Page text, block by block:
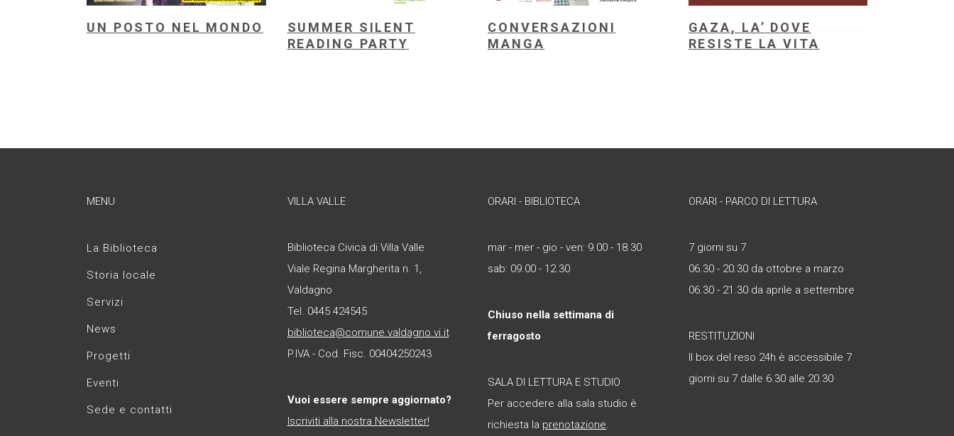
UN POSTO NEL MONDO
SUMMER SILENT
READING PARTY
CONVERSAZIONI
MANGA
GAZA, LA’ DOVE
RESISTE LA VITA
MENU
La Biblioteca
Storia locale
Servizi
News
Progetti
Eventi
Sede e contatti
VILLA VALLE
Biblioteca Civica di Villa Valle
Viale Regina Margherita n. 1,
Valdagno
Tel. 0445 424545
biblioteca@comune.valdagno.vi.it
P.IVA - Cod. Fisc. 00404250243
Vuoi essere sempre aggiornato?
Iscriviti alla nostra Newsletter!
ORARI - BIBLIOTECA
mar - mer - gio - ven: 9.00 - 18.30
sab: 09.00 - 12.30
Chiuso nella settimana di
ferragosto
SALA DI LETTURA E STUDIO
Per accedere alla sala studio è
richiesta la prenotazione.
ORARI - PARCO DI LETTURA
7 giorni su 7
06.30 - 20.30 da ottobre a marzo
06.30 - 21.30 da aprile a settembre
RESTITUZIONI
Il box del reso 24h è accessibile 7
giorni su 7 dalle 6.30 alle 20.30